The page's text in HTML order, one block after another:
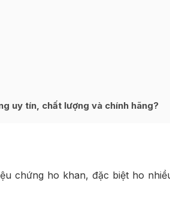
uy tín, chất lượng và chính hãng?
chứng ho khan, đặc biệt ho